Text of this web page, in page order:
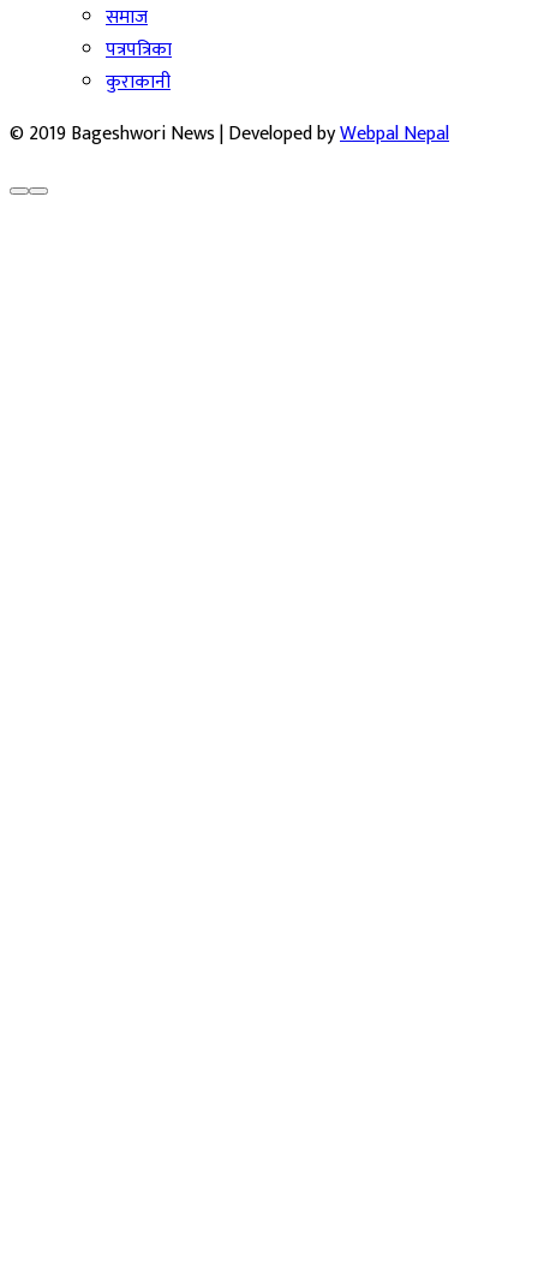
समाज
पत्रपत्रिका
कुराकानी
© 2019 Bageshwori News | Developed byWebpal Nepal